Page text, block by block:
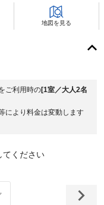
地図を見る
ご利用時の[1室／大人2名
により料金は変動します
てください